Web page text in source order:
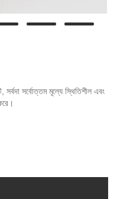
সর্বদা সর্বোত্তম মূল্যে স্থিতিশীল এবং